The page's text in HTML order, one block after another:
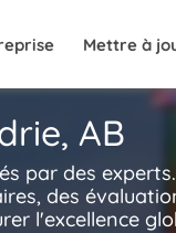
Mettre à
AB
par des
des
l'excellence